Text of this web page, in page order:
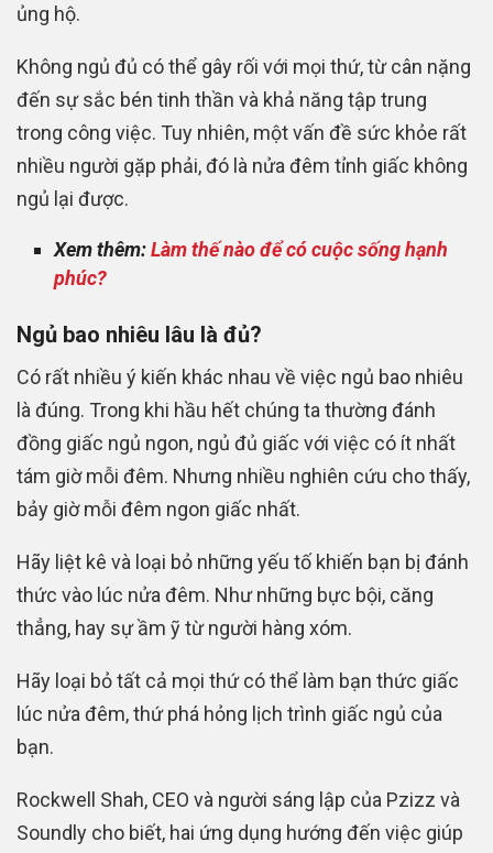
ủng hộ.
Không ngủ đủ có thể gây rối với mọi thứ, từ cân nặng
đến sự sắc bén tinh thần và khả năng tập trung
trong công việc. Tuy nhiên, một vấn đề sức khỏe rất
nhiều người gặp phải, đó là nửa đêm tỉnh giấc không
ngủ lại được.
Xem thêm:Làm thế nào để có cuộc sống hạnh
phúc?
Ngủ bao nhiêu lâu là đủ?
Có rất nhiều ý kiến khác nhau về việc ngủ bao nhiêu
là đúng. Trong khi hầu hết chúng ta thường đánh
đồng giấc ngủ ngon, ngủ đủ giấc với việc có ít nhất
tám giờ mỗi đêm. Nhưng nhiều nghiên cứu cho thấy,
bảy giờ mỗi đêm ngon giấc nhất.
Hãy liệt kê và loại bỏ những yếu tố khiến bạn bị đánh
thức vào lúc nửa đêm. Như những bực bội, căng
thẳng, hay sự ầm ỹ từ người hàng xóm.
Hãy loại bỏ tất cả mọi thứ có thể làm bạn thức giấc
lúc nửa đêm, thứ phá hỏng lịch trình giấc ngủ của
bạn.
Rockwell Shah, CEO và người sáng lập của Pzizz và
Soundly cho biết, hai ứng dụng hướng đến việc giúp